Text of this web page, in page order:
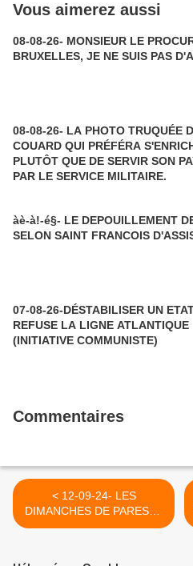
Vous aimerez aussi
08-08-26- MONSIEUR LE
08-08-26- LA PHOTO TRUQUÉE D'UN
COUARD QUI PRÉFÉRA
PLUTÔT QUE DE SERVIR SON
PAR LE SERVICE MILITAIRE.
àè-à!-é§- LE DEPOUILLEMENT
SELON SAINT FRANCOIS
07-08-26-DÉSTABILISER UN
REFUSE LA LIGNE ATLANTIQUE
(INITIATIVE COMMUNISTE)
Commentaires
< 12-09-24- LES
DIMANCHES DE PARESSE
(VIVIANE DEMOL)